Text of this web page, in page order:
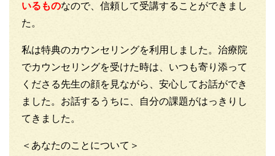
いるものなので、信頼して受講することができまし
た。
私は特典のカウンセリングを利用しました。治療院
でカウンセリングを受けた時は、いつも寄り添って
くださる先生の顔を見ながら、安心してお話ができ
ました。お話するうちに、自分の課題がはっきりし
てきました。
＜あなたのことについて＞